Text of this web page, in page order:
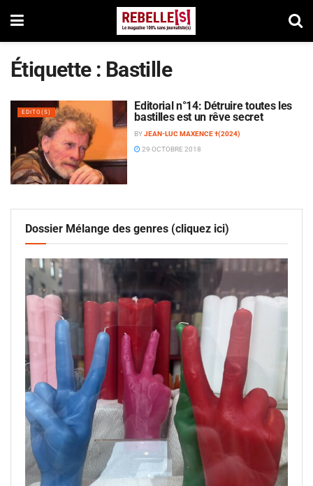
Étiquette : Bastille
EDITO(S)
Editorial n°14: Détruire toutes les
bastilles est un rêve secret
BYJEAN-LUC MAXENCE †(2024)
29 OCTOBRE 2018
Dossier Mélange des genres (cliquez ici)